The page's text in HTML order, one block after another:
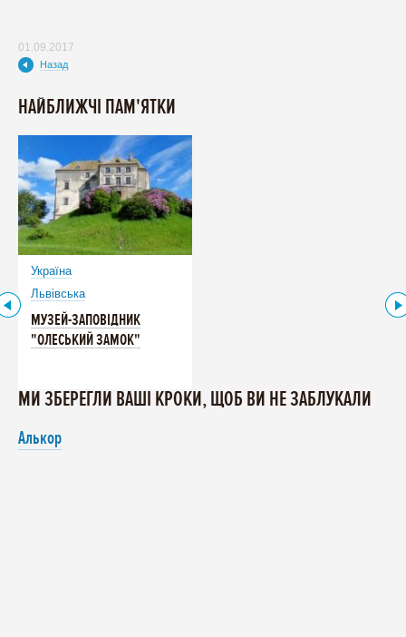
01.09.2017
Назад
НАЙБЛИЖЧІ ПАМ'ЯТКИ
Україна
Львівська
МУЗЕЙ-ЗАПОВІДНИК
"ОЛЕСЬКИЙ ЗАМОК"
МИ ЗБЕРЕГЛИ ВАШІ КРОКИ, ЩОБ ВИ НЕ ЗАБЛУКАЛИ
Алькор